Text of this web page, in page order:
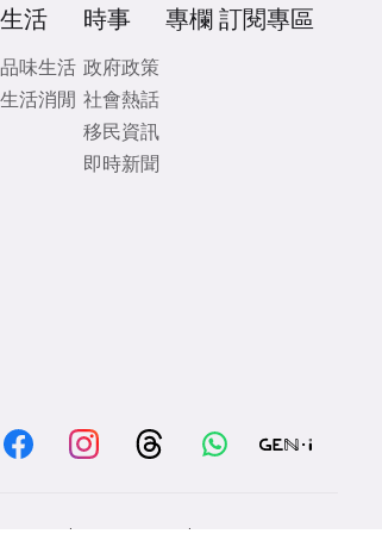
生活
品味生活
生活消閒
時事
政府政策
社會熱話
移民資訊
即時新聞
專欄 訂閱專區